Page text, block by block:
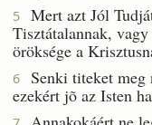
5
Mert azt Jól
Tisztátalannak,
öröksége a
6
Senki titeket meg
ezekért jõ az Isten